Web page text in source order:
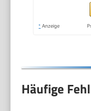
* Anzeige
Häufige